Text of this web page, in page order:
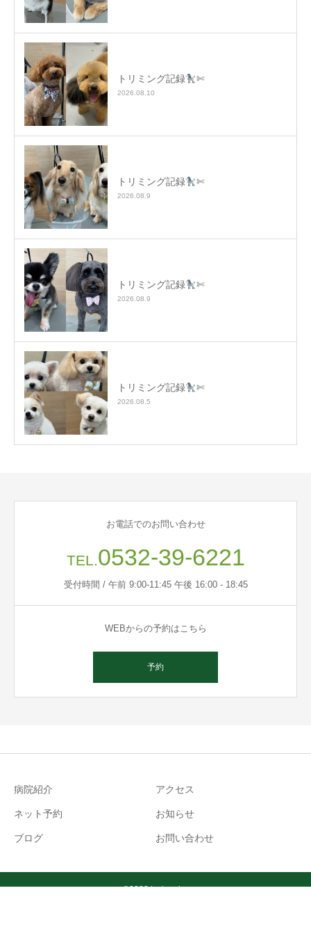
トリミング記録 ✄
2026.08.10
トリミング記録 ✄
2026.08.9
トリミング記録 ✄
2026.08.9
トリミング記録 ✄
2026.08.5
お電話でのお問い合わせ
TEL.0532-39-6221
受付時間 / 午前 9:00-11:45 午後 16:00 - 18:45
WEBからの予約はこちら
予約
病院紹介 アクセス
ネット予約 お知らせ
ブログ お問い合わせ
©2022 tsutanoha